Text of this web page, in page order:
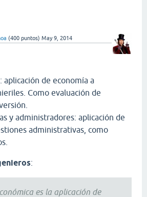
(400 puntos) May 9, 2014
aplicación de economía a
Como evaluación de
y administradores: aplicación de
administrativas, como
:
es la aplicación de